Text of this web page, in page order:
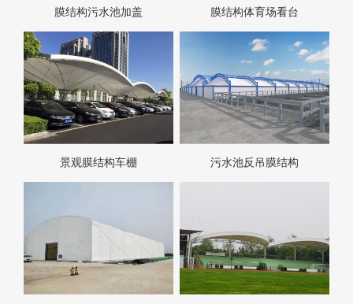
膜结构污水池加盖 膜结构体育场看台
景观膜结构车棚 污水池反吊膜结构